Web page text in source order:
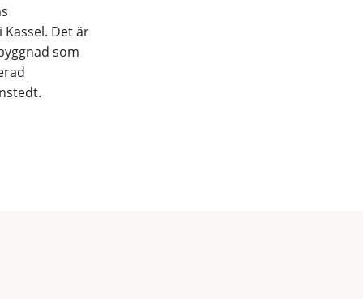
Det är
som